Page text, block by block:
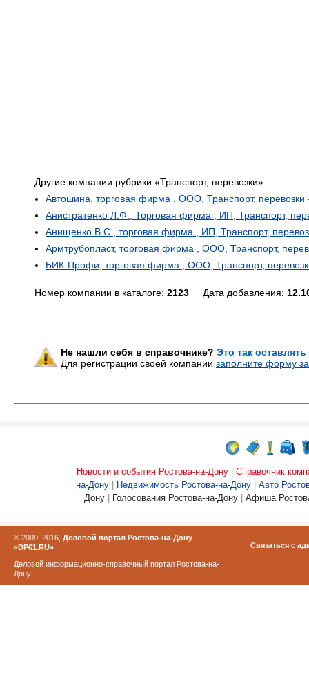
Другие компании рубрики «Транспорт, перевозки»:
Автошина, торговая фирма , ООО, Транспорт, перевозки
Анистратенко Л.Ф., Торговая фирма , ИП, Транспорт,
Анищенко B.C., торговая фирма , ИП, Транспорт,
Армтрубопласт, торговая фирма , ООО, Транспорт,
БИК-Профи, торговая фирма , ООО, Транспорт,
Номер компании в каталоге: 2123 Дата добавления:
Не нашли себя в справочнике? Это так
Для регистрации своей компании заполните форму
Новости и события Ростова-на-Дону
Справочник
на-Дону
Недвижимость Ростова-на-Дону
Авто
Дону
Голосования Ростова-на-Дону Афиша
© 2009–2016, Деловой портал Ростова-на-Дону
«DP61.RU»
Деловой информационно-справочный портал Ростова-на-
Дону
Связаться с